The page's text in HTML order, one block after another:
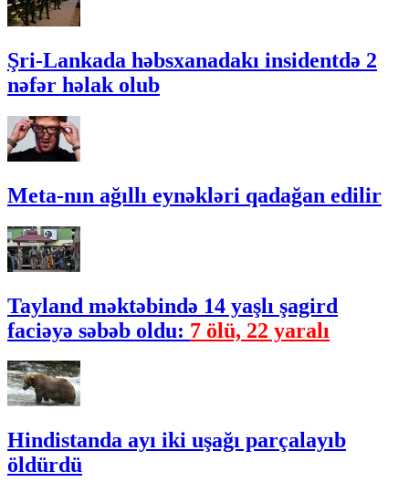
Şri-Lankada həbsxanadakı insidentdə 2
nəfər həlak olub
Meta-nın ağıllı eynəkləri qadağan edilir
Tayland məktəbində 14 yaşlı şagird
faciəyə səbəb oldu: 7 ölü, 22 yaralı
Hindistanda ayı iki uşağı parçalayıb
öldürdü